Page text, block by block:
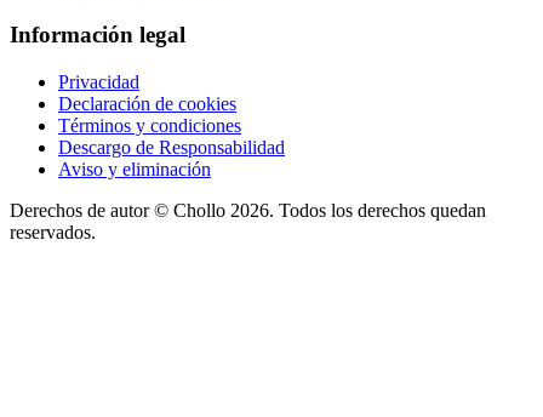
Información legal
Privacidad
Declaración de cookies
Términos y condiciones
Descargo de Responsabilidad
Aviso y eliminación
Derechos de autor © Chollo 2026. Todos los derechos quedan
reservados.